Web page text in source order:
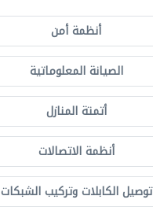
أنظمة أمن
الصيانة المعلوماتية
أتمتة المنازل
أنظمة الاتصالات
توصيل الكابلات وتركيب الشبكات